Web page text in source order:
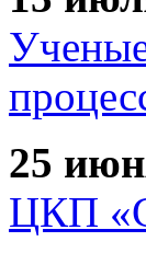
25
ЦКП